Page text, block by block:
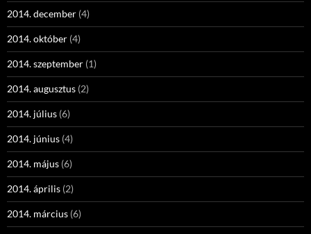
2014. december (4)
2014. október (4)
2014. szeptember (1)
2014. augusztus (2)
2014. július (6)
2014. június (4)
2014. május (6)
2014. április (2)
2014. március (6)